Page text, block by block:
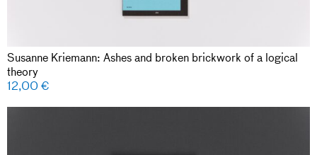
Susanne Kriemann: Ashes and broken brickwork of a logical
theory
12,00€